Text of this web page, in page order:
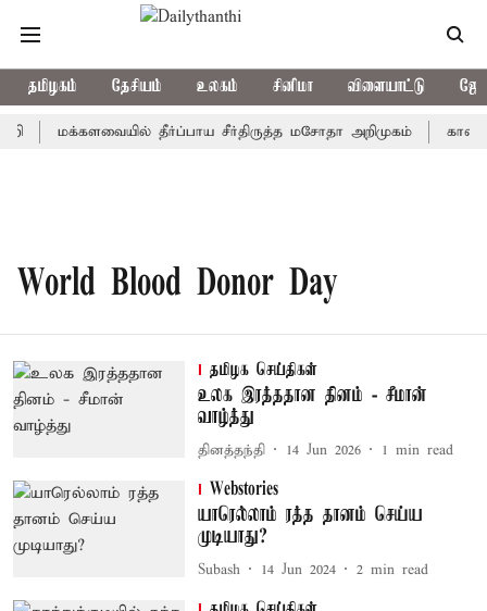
தமிழகம் தேசியம் உலகம் சினிமா விளையாட்டு
மக்களவையில் தீர்ப்பாய சீர்திருத்த மசோதா அறிமுகம்
World Blood Donor Day
தமிழக செய்திகள்
உலக இரத்ததான தினம் - சீமான்
வாழ்த்து
தினத்தந்தி 14 Jun 2026 1 min read
Webstories
யாரெல்லாம் ரத்த தானம் செய்ய
முடியாது?
Subash 14 Jun 2024 2 min read